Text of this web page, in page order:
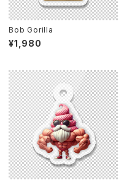
Bob Gorilla
¥1,980